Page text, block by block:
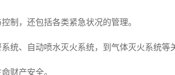
制，还包括各类紧急状况的管理。
统、自动喷水灭火系统，到气体灭火系统
财产安全。